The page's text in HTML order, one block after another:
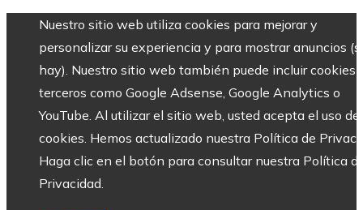
Nuestro sitio web utiliza cookies para mejorar y
personalizar su experiencia y para mostrar anuncios
hay). Nuestro sitio web también puede incluir cookies
terceros como Google Adsense, Google Analytics o
YouTube. Al utilizar el sitio web, usted acepta el uso de
cookies. Hemos actualizado nuestra Política de
Haga clic en el botón para consultar nuestra Política
Privacidad.